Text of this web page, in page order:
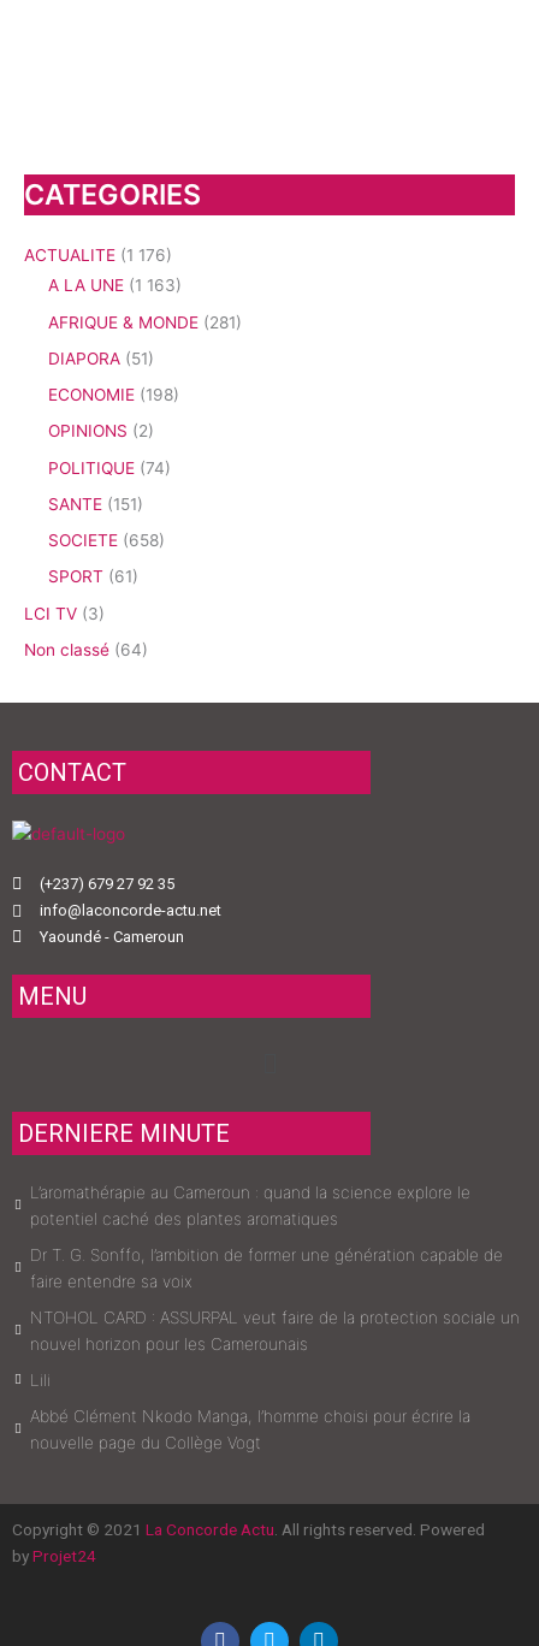
CATEGORIES
ACTUALITE (1 176)
A LA UNE (1 163)
AFRIQUE & MONDE (281)
DIAPORA (51)
ECONOMIE (198)
OPINIONS (2)
POLITIQUE (74)
SANTE (151)
SOCIETE (658)
SPORT (61)
LCI TV (3)
Non classé (64)
CONTACT
(+237) 679 27 92 35
info@laconcorde-actu.net
Yaoundé - Cameroun
MENU
DERNIERE MINUTE
L’aromathérapie au Cameroun : quand la science explore le
potentiel caché des plantes aromatiques
Dr T. G. Sonffo, l’ambition de former une génération capable de
faire entendre sa voix
NTOHOL CARD : ASSURPAL veut faire de la protection sociale un
nouvel horizon pour les Camerounais
Lili
Abbé Clément Nkodo Manga, l’homme choisi pour écrire la
nouvelle page du Collège Vogt
Copyright © 2021 La Concorde Actu . All rights reserved. Powered
byProjet24
F
T
L